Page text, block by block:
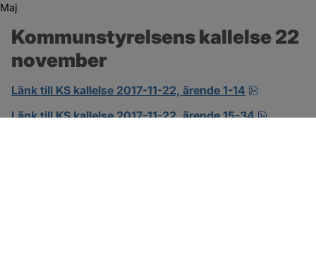
Maj
Kommunstyrelsens kallelse 22
november
Länk till KS kallelse 2017-11-22, ärende 1-14
Länk till KS kallelse 2017-11-22, ärende 15-34
pdf.